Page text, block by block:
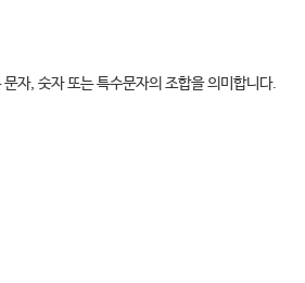
자, 숫자 또는 특수문자의 조합을 의미합니다.